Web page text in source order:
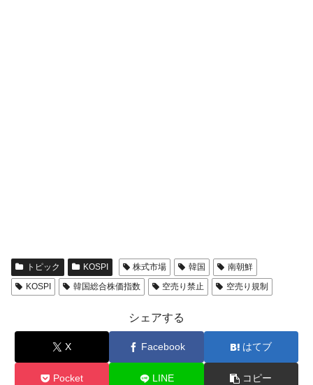
トピック KOSPI 株式市場 韓国
南朝鮮
KOSPI
韓国総合株価指数 空売り禁止 空売り規制
シェアする
X Facebook はてブ
Pocket LINE コピー